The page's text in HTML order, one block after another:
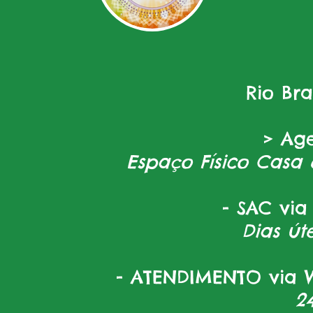
Rio
>
Espaço Físico Casa
- SAC via
Dias
- ATENDIMENTO via